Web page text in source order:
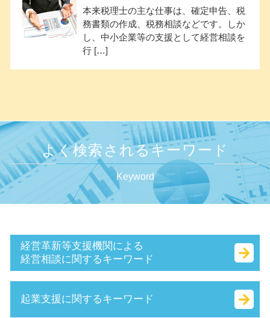
本来税理士の主な仕事は、確定申告、税
務書類の作成、税務相談などです。しか
し、中小企業等の支援として経営相談を
行 […]
よく検索されるキーワード
Keyword
経営革新等支援機関による
経営相談に関するキーワード
赤字 経営
起業支援に関するキーワード